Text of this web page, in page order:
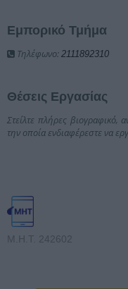
Εμπορικό Τμήμα
Τηλέφωνο: 2111892310
Θέσεις Εργασίας
Στείλτε πλήρες βιογραφικό,
την οποία ενδιαφέρεστε να
Μ.Η.Τ. 242602